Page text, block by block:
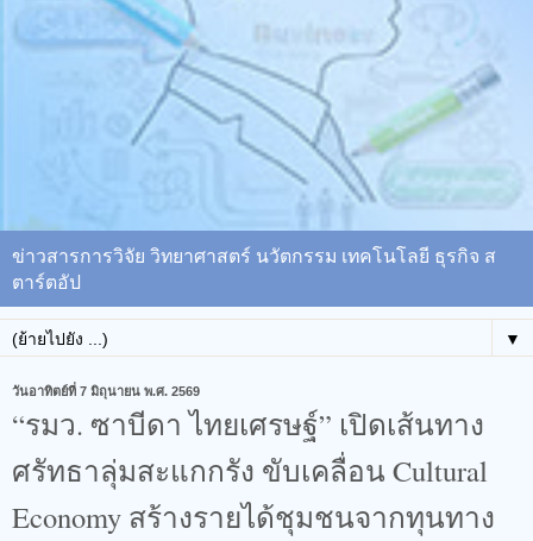
ข่าวสารการวิจัย วิทยาศาสตร์ นวัตกรรม เทคโนโลยี ธุรกิจ ส
ตาร์ตอัป
▼
วันอาทิตย์ที่ 7 มิถุนายน พ.ศ. 2569
“รมว. ซาบีดา ไทยเศรษฐ์” เปิดเส้นทาง
ศรัทธาลุ่มสะแกกรัง ขับเคลื่อน Cultural
Economy สร้างรายได้ชุมชนจากทุนทาง